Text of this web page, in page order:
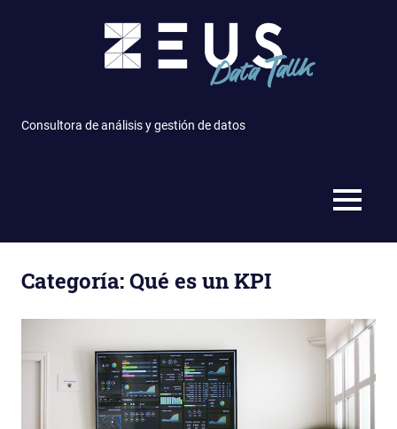
Consultora de análisis y gestión de datos
MENÚ
Categoría: Qué es un KPI